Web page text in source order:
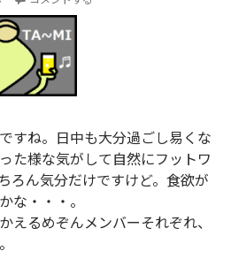
すね。日中も大分過ごし易くな
た様な気がして自然にフットワ
ろん気分だけですけど。食欲が
な・・・。
えるめぞんメンバーそれぞれ、